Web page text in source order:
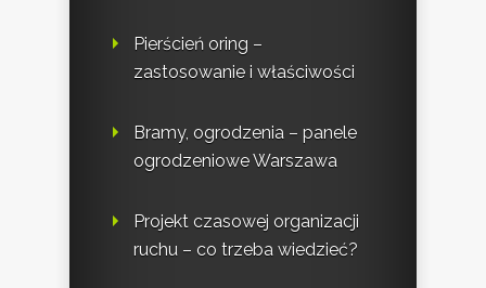
Pierścień oring –
zastosowanie i właściwości
Bramy, ogrodzenia – panele
ogrodzeniowe Warszawa
Projekt czasowej organizacji
ruchu – co trzeba wiedzieć?